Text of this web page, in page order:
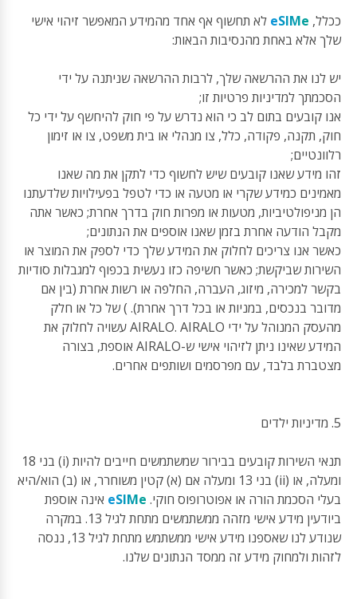
ככלל, eSIMe לא תחשוף אף אחד מהמידע המאפשר זיהוי אישי
שלך אלא באחת מהנסיבות הבאות:
יש לנו את ההרשאה שלך, לרבות ההרשאה שניתנה על ידי
הסכמתך למדיניות פרטיות זו;
אנו קובעים בתום לב כי הוא נדרש על פי חוק להיחשף על ידי כל
חוק, תקנה, פקודה, כלל, צו מנהלי או בית משפט, צו או זימון
רלוונטיים;
זהו מידע שאנו קובעים שיש לחשוף כדי לתקן את מה שאנו
מאמינים כמידע שקרי או מטעה או כדי לטפל בפעילויות שלדעתנו
הן מניפולטיביות, מטעות או מפרות חוק בדרך אחרת; כאשר אתה
מקבל הודעה אחרת בזמן שאנו אוספים את הנתונים;
כאשר אנו צריכים לחלוק את המידע שלך כדי לספק את המוצר או
השירות שביקשת; כאשר חשיפה כזו נעשית בכפוף למגבלות סודיות
בקשר למכירה, מיזוג, העברה, החלפה או רשות אחרת (בין אם
מדובר בנכסים, במניות או בכל דרך אחרת). ) של כל או חלק
מהעסק המנוהל על ידי AIRALO. AIRALO עשויה לחלוק את
המידע שאינו ניתן לזיהוי אישי ש-AIRALO אוספת, בצורה
מצטברת בלבד, עם מפרסמים ושותפים אחרים.
5. מדיניות ילדים
תנאי השירות קובעים בבירור שמשתמשים חייבים להיות (i) בני 18
ומעלה, או (ii) בני 13 ומעלה אם (א) קטין משוחרר, או (ב) הוא/היא
בעלי הסכמת הורה או אפוטרופוס חוקי. eSIMe אינה אוספת
ביודעין מידע אישי מזהה ממשתמשים מתחת לגיל 13. במקרה
שנודע לנו שאספנו מידע אישי ממשתמש מתחת לגיל 13, ננסה
לזהות ולמחוק מידע זה ממסד הנתונים שלנו.